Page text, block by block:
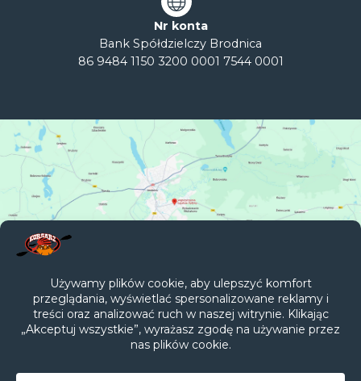
Nr konta
Bank Spółdzielczy Brodnica
86 9484 1150 3200 0001 7544 0001
Galerie Filmy Regulamin
Rzeki
Polityka prywatności